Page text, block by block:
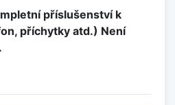
příslušenství k
příchytky atd.) Není